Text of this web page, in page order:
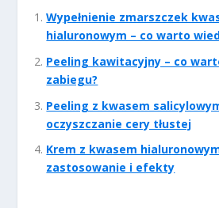
Wypełnienie zmarszczek
hialuronowym – co warto
Peeling kawitacyjny – co
zabiegu?
Peeling z kwasem
oczyszczanie cery tłustej
Krem z kwasem
zastosowanie i efekty